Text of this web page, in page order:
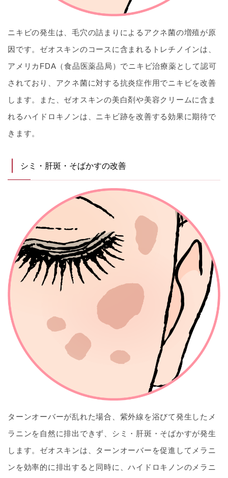
ニキビの発生は、毛穴の詰まりによるアクネ菌の増殖が原
因です。ゼオスキンのコースに含まれるトレチノインは、
アメリカFDA（食品医薬品局）でニキビ治療薬として認可
されており、アクネ菌に対する抗炎症作用でニキビを改善
します。また、ゼオスキンの美白剤や美容クリームに含ま
れるハイドロキノンは、ニキビ跡を改善する効果に期待で
きます。
シミ・肝斑・そばかすの改善
ターンオーバーが乱れた場合、紫外線を浴びて発生したメ
ラニンを自然に排出できず、シミ・肝斑・そばかすが発生
します。ゼオスキンは、ターンオーバーを促進してメラニ
ンを効率的に排出すると同時に、ハイドロキノンのメラニ